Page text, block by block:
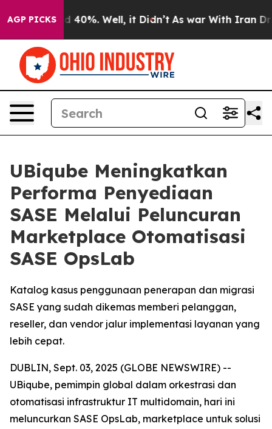
AGP PICKS
Around 40%. Well, it Didn’t As war With Iran
UBiqube Meningkatkan
Performa Penyediaan
SASE Melalui Peluncuran
Marketplace Otomatisasi
SASE OpsLab
Katalog kasus penggunaan penerapan dan migrasi
SASE yang sudah dikemas memberi pelanggan,
reseller, dan vendor jalur implementasi layanan yang
lebih cepat.
DUBLIN, Sept. 03, 2025 (GLOBE NEWSWIRE) --
UBiqube, pemimpin global dalam orkestrasi dan
otomatisasi infrastruktur IT multidomain, hari ini
meluncurkan SASE OpsLab, marketplace untuk solusi